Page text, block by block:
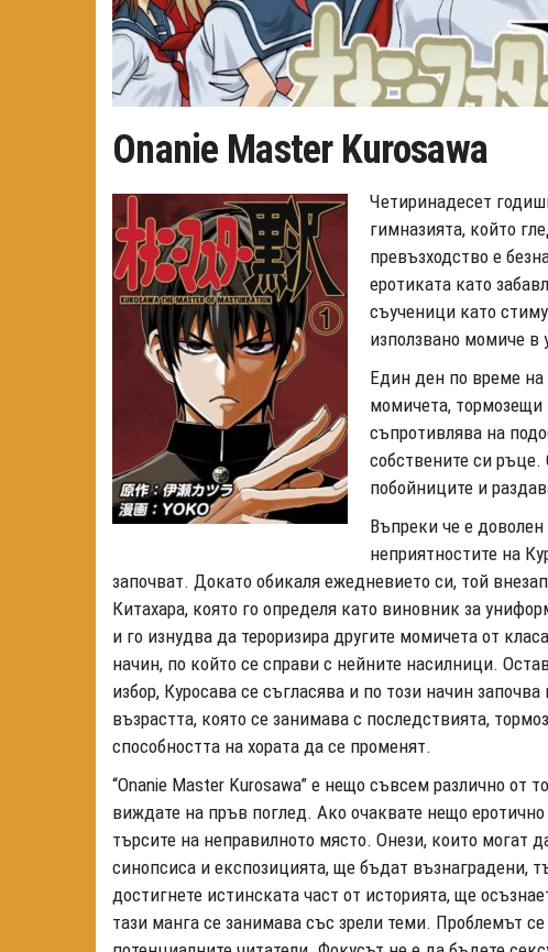
Onanie Master Kurosawa
Четиринадесет
гимназията, който
превъзходство е
еротиката като
съученици като
използвано момиче в
Един ден по време на
момичета, тормозещи
съпротивлява на
собствените си
побойниците и
Въпреки че е доволен
неприятностите на
започват. Докато обикаля ежедневието си, той
Китахара, която го определя като виновник за
и го изнудва да тероризира другите момичета от
начин, по който се справи с нейните насилници.
избор, Куросава се съгласява и по този начин започва
възрастта, която се занимава с последствията,
способността на хората да се променят.
“Onanie Master Kurosawa” е нещо съвсем различно от
виждате на пръв поглед. Ако очаквате нещо
търсите на неправилното място. Онези, които могат
синопсиса и експозицията, ще бъдат възнаградени,
достигнете истинската част от историята, ще
тази манга се занимава със зрели теми. Проблемът